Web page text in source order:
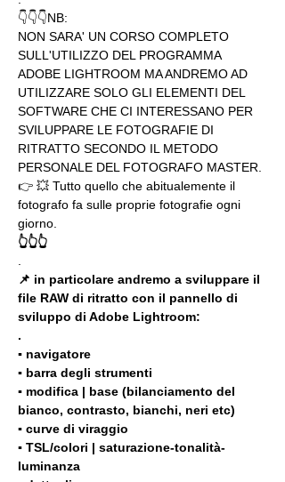
👇👇👇NB:
NON SARA' UN CORSO COMPLETO
SULL'UTILIZZO DEL PROGRAMMA
ADOBE LIGHTROOM MA ANDREMO AD
UTILIZZARE SOLO GLI ELEMENTI DEL
SOFTWARE CHE CI INTERESSANO PER
SVILUPPARE LE FOTOGRAFIE DI
RITRATTO SECONDO IL METODO
PERSONALE DEL FOTOGRAFO MASTER.
👉 💥 Tutto quello che abitualemente il
fotografo fa sulle proprie fotografie ogni
giorno.
👆👆👆
📌 in particolare andremo a sviluppare il
file RAW di ritratto con il pannello di
sviluppo di Adobe Lightroom:
.
▪️ navigatore
▪️ barra degli strumenti
▪️ modifica | base (bilanciamento del
bianco, contrasto, bianchi, neri etc)
▪️ curve di viraggio
▪️ TSL/colori | saturazione-tonalità-
luminanza